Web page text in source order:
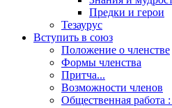
Предки и герои
Тезаурус
Вступить в союз
Положение о членстве
Формы членства
Притча...
Возможности членов
Общественная работа :